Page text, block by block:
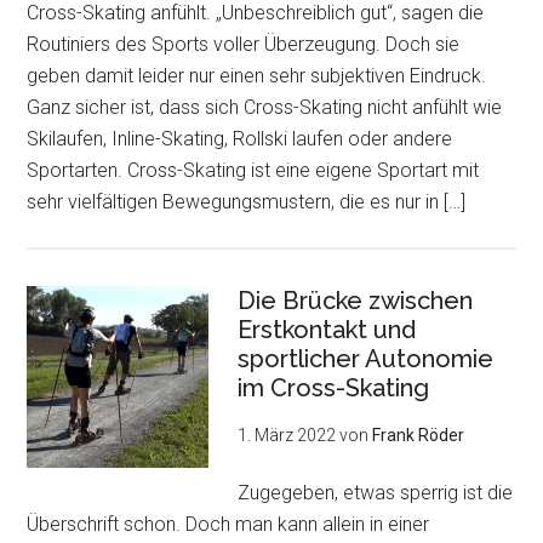
Cross-Skating anfühlt. „Unbeschreiblich gut“, sagen die
Routiniers des Sports voller Überzeugung. Doch sie
geben damit leider nur einen sehr subjektiven Eindruck.
Ganz sicher ist, dass sich Cross-Skating nicht anfühlt wie
Skilaufen, Inline-Skating, Rollski laufen oder andere
Sportarten. Cross-Skating ist eine eigene Sportart mit
sehr vielfältigen Bewegungsmustern, die es nur in […]
Die Brücke zwischen
Erstkontakt und
sportlicher Autonomie
im Cross-Skating
1. März 2022von Frank Röder
Zugegeben, etwas sperrig ist die
Überschrift schon. Doch man kann allein in einer